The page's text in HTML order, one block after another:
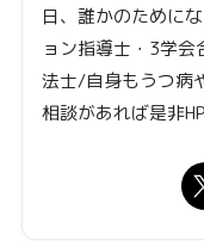
日、誰かのために
ョン指導士・3学
法士/自身もうつ病
相談があれば是非